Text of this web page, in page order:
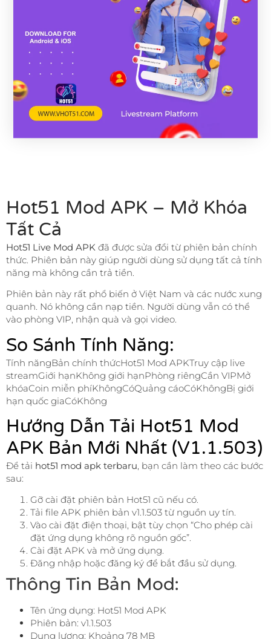
Hot51 Mod APK – Mở Khóa
Tất Cả
Hot51 Live Mod APK đã được sửa đổi từ phiên bản chính
thức. Phiên bản này giúp người dùng sử dụng tất cả tính
năng mà không cần trả tiền.
Phiên bản này rất phổ biến ở Việt Nam và các nước xung
quanh. Nó không cần nạp tiền. Người dùng vẫn có thể
vào phòng VIP, nhận quà và gọi video.
So Sánh Tính Năng:
Tính năngBản chính thứcHot51 Mod APKTruy cập live
streamGiới hạnKhông giới hạnPhòng riêngCần VIPMở
khóaCoin miễn phíKhôngCóQuảng cáoCóKhôngBị giới
hạn quốc giaCóKhông
Hướng Dẫn Tải Hot51 Mod
APK Bản Mới Nhất (v1.1.503)
Để tải hot51 mod apk terbaru, bạn cần làm theo các bước
sau:
Gỡ cài đặt phiên bản Hot51 cũ nếu có.
Tải file APK phiên bản v1.1.503 từ nguồn uy tín.
Vào cài đặt điện thoại, bật tùy chọn “Cho phép cài
đặt ứng dụng không rõ nguồn gốc”.
Cài đặt APK và mở ứng dụng.
Đăng nhập hoặc đăng ký để bắt đầu sử dụng.
Thông Tin Bản Mod:
Tên ứng dụng: Hot51 Mod APK
Phiên bản: v1.1.503
Dung lượng: Khoảng 78 MB